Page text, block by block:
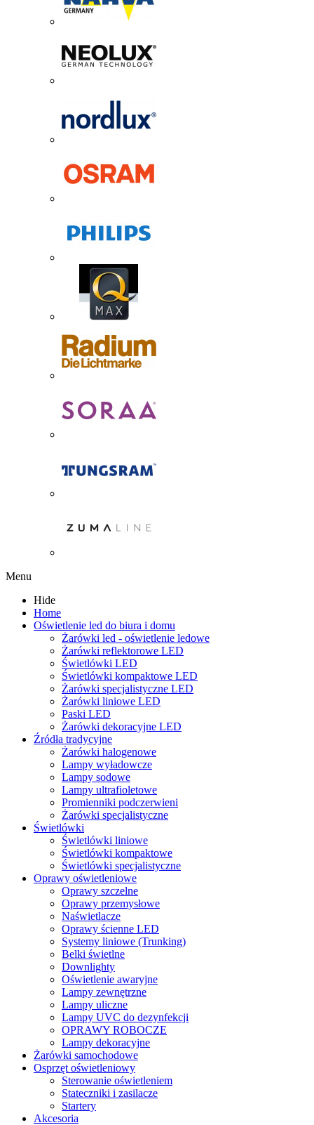
Menu
Hide
Home
Oświetlenie led do biura i domu
Żarówki led - oświetlenie ledowe
Żarówki reflektorowe LED
Świetlówki LED
Świetlówki kompaktowe LED
Żarówki specjalistyczne LED
Żarówki liniowe LED
Paski LED
Żarówki dekoracyjne LED
Źródła tradycyjne
Żarówki halogenowe
Lampy wyładowcze
Lampy sodowe
Lampy ultrafioletowe
Promienniki podczerwieni
Żarówki specjalistyczne
Świetlówki
Świetlówki liniowe
Świetlówki kompaktowe
Świetlówki specjalistyczne
Oprawy oświetleniowe
Oprawy szczelne
Oprawy przemysłowe
Naświetlacze
Oprawy ścienne LED
Systemy liniowe (Trunking)
Belki świetlne
Downlighty
Oświetlenie awaryjne
Lampy zewnętrzne
Lampy uliczne
Lampy UVC do dezynfekcji
OPRAWY ROBOCZE
Lampy dekoracyjne
Żarówki samochodowe
Osprzęt oświetleniowy
Sterowanie oświetleniem
Stateczniki i zasilacze
Startery
Akcesoria